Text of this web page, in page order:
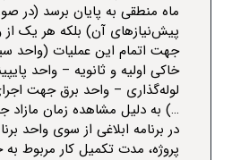
ماه منطقی به پایان برسد (در صورت
پیش‌نیازهای آن) بلکه هر یک از
جهت اتمام این عملیات (واحدسیویل
خاکی اولیه و ثانویه–واحدپایپینگ
لوله‌گذاری–واحد برق جهت اجرای
…) به دلیل مشاهده زمان مازاد جهت
در برنامه ابلاغی از سوی واحد
پروژه، مدت تکمیل کار مربوط به خود